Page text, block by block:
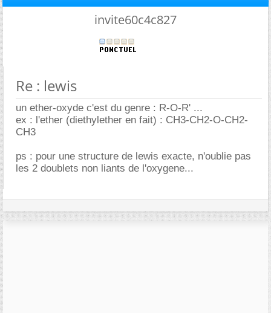
invite60c4c827
Re : lewis
un ether-oxyde c'est du genre : R-O-R' ...
ex : l'ether (diethylether en fait) : CH3-CH2-O-CH2-
CH3
ps : pour une structure de lewis exacte, n'oublie pas
les 2 doublets non liants de l'oxygene...